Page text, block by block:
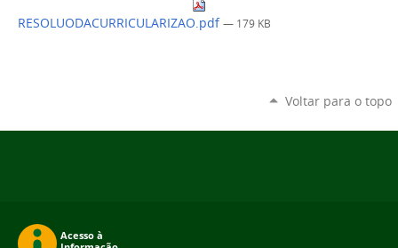
RESOLUODACURRICULARIZAO.pdf — 179 KB
Voltar para o topo